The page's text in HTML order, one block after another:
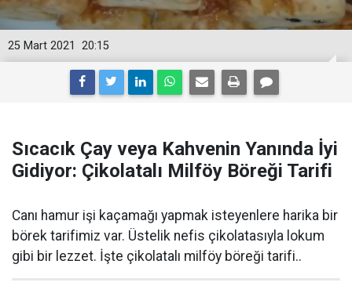
20:15
25 Mart 2021
Sıcacık Çay veya Kahvenin Yanında İyi
Gidiyor: Çikolatalı Milföy Böreği Tarifi
Canı hamur işi kaçamağı yapmak isteyenlere harika bir
börek tarifimiz var. Üstelik nefis çikolatasıyla lokum
gibi bir lezzet. İşte çikolatalı milföy böreği tarifi..